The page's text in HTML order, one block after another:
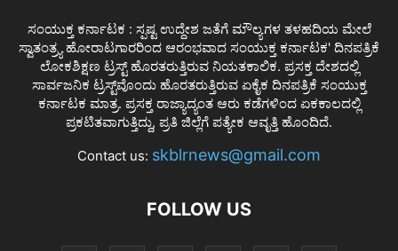
ಸಂಯುಕ್ತ ಕರ್ನಾಟಕ : ಸ್ಪಷ್ಟ ಉದ್ದೇಶ ಜತೆಗೆ ಮೌಲ್ಯಗಳ ತಳಹದಿಯ ಮೇಲೆ
ಸ್ವಾತಂತ್ರ್ಯ ಹೋರಾಟಗಾರರಿಂದ ಆರಂಭವಾದ ಸಂಯುಕ್ತ ಕರ್ನಾಟಕ' ದಿನಪತ್ರಿಕೆ
ಲೋಕಶಿಕ್ಷಣ ಟ್ರಸ್ಟ್ ಹೊರತರುತ್ತಿರುವ ನಿಯತಕಾಲಿಕ. ಪ್ರಸಕ್ತ ದೇಶದಲ್ಲಿ
ಸಾರ್ವಜನಿಕ ಟ್ರಸ್ಟ್‌ವೊಂದು ಹೊರತರುತ್ತಿರುವ ಏಕೈಕ ದಿನಪತ್ರಿಕೆ ಸಂಯುಕ್ತ
ಕರ್ನಾಟಕ ಮಾತ್ರ. ಪ್ರಸಕ್ತ ರಾಜ್ಯಾದ್ಯಂತ ಆರು ಕಡೆಗಳಿಂದ ಏಕಕಾಲದಲ್ಲಿ
ಪ್ರಕಟಿತವಾಗುತ್ತಿದ್ದು, ಪ್ರತಿ ಜಿಲ್ಲೆಗೆ ಪತ್ಯೇಕ ಆವೃತ್ತಿ ಹೊಂದಿದೆ.
Contact us: skblrnews@gmail.com
FOLLOW US